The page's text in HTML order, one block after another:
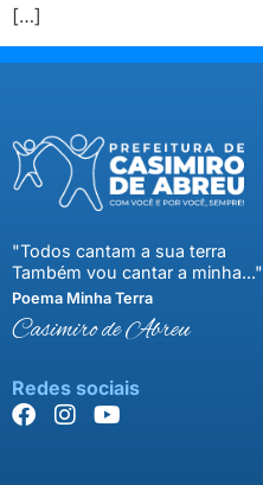
[…]
"Todos cantam a sua terra
Também vou cantar a minha..."
Poema Minha Terra
Casimiro de Abreu
Redes sociais